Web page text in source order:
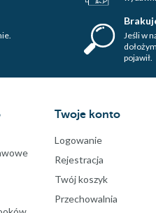
Jeśli w
pojawił.
Twoje konto
Logowanie
Rejestracja
Twój koszyk
Przechowalnia